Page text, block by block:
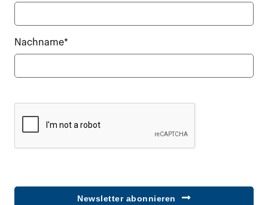
Nachname*
Newsletter abonnieren